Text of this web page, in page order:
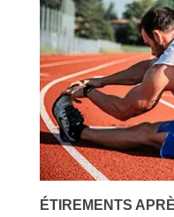
ÉTIREMENTS